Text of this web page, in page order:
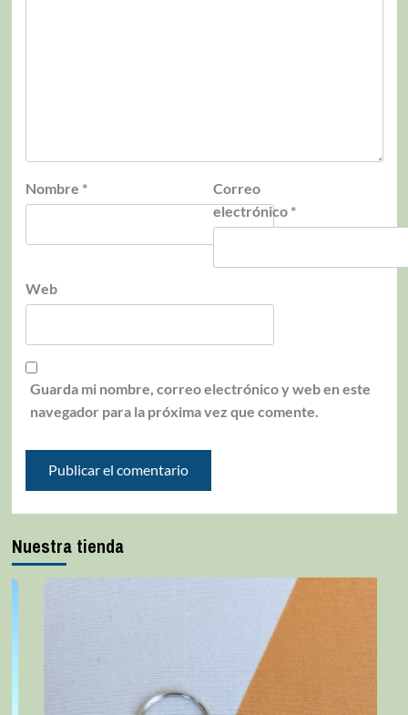
Nombre *
Correo
electrónico *
Web
Guarda mi nombre, correo electrónico y web en este
navegador para la próxima vez que comente.
Nuestra tienda